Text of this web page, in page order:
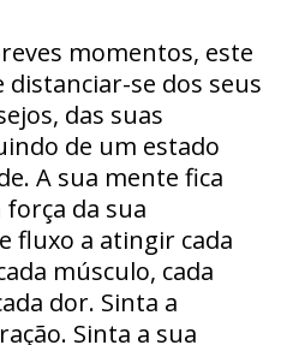
momentos, este
se dos seus
das suas
de um estado
A sua mente fica
força da sua
fluxo a atingir cada
músculo, cada
dor. Sinta a
Sinta a sua